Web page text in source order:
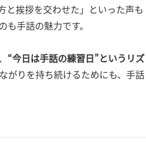
と挨拶を交わせた」といった声も
も手話の魅力です。
“今日は手話の練習日”というリズ
がりを持ち続けるためにも、手話